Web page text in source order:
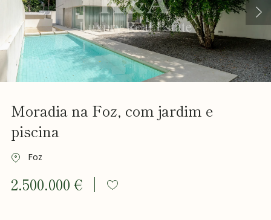
RESIDENCIAL
LAZER
CORPORATE
HOTEIS
&
RESORTS
Nós
Vender
o meu
Golden
Incentivo
Moradia na Foz, com jardim e
piscina
Foz
2.500.000 €